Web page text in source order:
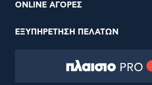
ONLINE ΑΓΟΡΕΣ
ΕΞΥΠΗΡΕΤΗΣΗ ΠΕΛΑΤΩΝ